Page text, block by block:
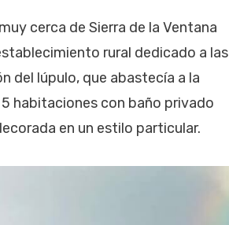
cerca de Sierra de la Ventana
rural dedicado a las
del lúpulo, que abastecía a la
habitaciones con baño privado
en un estilo particular.